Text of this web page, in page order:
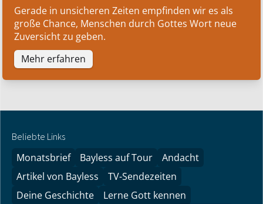
Gerade in unsicheren Zeiten empfinden wir es als
große Chance, Menschen durch Gottes Wort neue
Zuversicht zu geben.
Mehr erfahren
Beliebte Links
Monatsbrief Bayless auf Tour
Andacht
Artikel von Bayless
TV-Sendezeiten
Deine Geschichte
Lerne Gott kennen